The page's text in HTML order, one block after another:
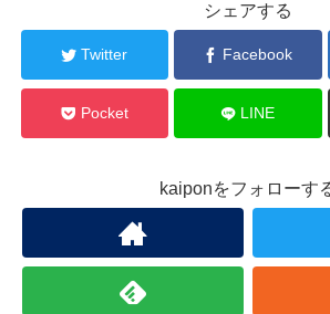
シェアする
Twitter Facebook
Pocket LINE
kaiponをフォローす